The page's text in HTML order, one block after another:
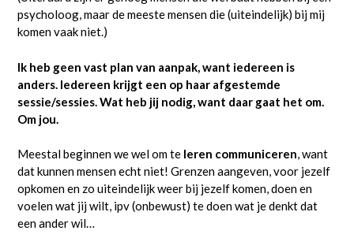
psycholoog, maar de meeste mensen die (uiteindelijk) bij mij
komen vaak niet.)
Ik heb geen vast plan van aanpak, want iedereen is
anders. Iedereen krijgt een op haar afgestemde
sessie/sessies. Wat heb jij nodig, want daar gaat het om.
Om jou.
Meestal beginnen we wel om te leren communiceren, want
dat kunnen mensen echt niet! Grenzen aangeven, voor jezelf
opkomen en zo uiteindelijk weer bij jezelf komen, doen en
voelen wat jij wilt, ipv (onbewust) te doen wat je denkt dat
een ander wil…